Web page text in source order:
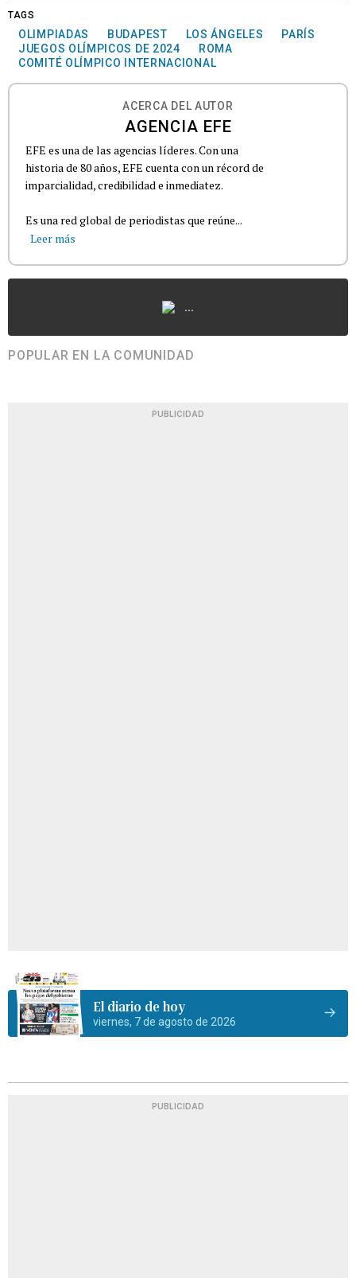
TAGS
OLIMPIADAS BUDAPEST LOS ÁNGELES
PARÍS
JUEGOS OLÍMPICOS DE 2024
ROMA
COMITÉ OLÍMPICO INTERNACIONAL
ACERCA DEL AUTOR
AGENCIA EFE
EFE es una de las agencias líderes. Con una
historia de 80 años, EFE cuenta con un récord de
imparcialidad, credibilidad e inmediatez.
Es una red global de periodistas que reúne...
Leer más
...
POPULAR EN LA COMUNIDAD
PUBLICIDAD
El diario de hoy
viernes, 7 de agosto de 2026
PUBLICIDAD